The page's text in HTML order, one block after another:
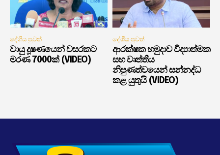
දේශීය පුවත්
වායු දූෂණයෙන් වසරකට
මරණ 7000ක් (VIDEO)
දේශීය පුවත්
ආරක්ෂක හමුදාව විද්‍යාත්මක
සහ වෘත්තීය
නිපුණත්වයෙන් සන්නද්ධ
කළ යුතුයි (VIDEO)